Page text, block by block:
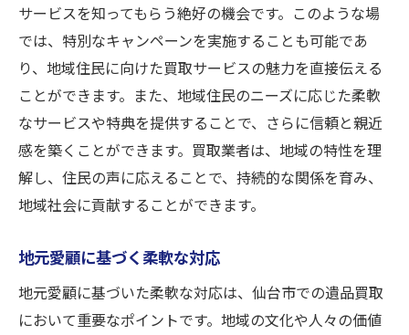
サービスを知ってもらう絶好の機会です。このような場
では、特別なキャンペーンを実施することも可能であ
り、地域住民に向けた買取サービスの魅力を直接伝える
ことができます。また、地域住民のニーズに応じた柔軟
なサービスや特典を提供することで、さらに信頼と親近
感を築くことができます。買取業者は、地域の特性を理
解し、住民の声に応えることで、持続的な関係を育み、
地域社会に貢献することができます。
地元愛顧に基づく柔軟な対応
地元愛顧に基づいた柔軟な対応は、仙台市での遺品買取
において重要なポイントです。地域の文化や人々の価値